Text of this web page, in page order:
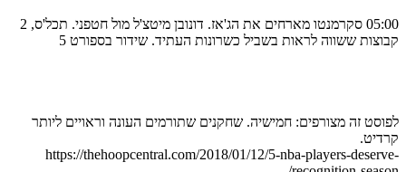
05:00 סקרמנטו מארחים את הג'אז. דונובן מיטצ'ל מול חטפני. תכל'ס, 2
קבוצות ששווה לראות בשביל כשרונות העתיד. שידור בספורט 5
לפוסט זה מצורפים: חמישיה. שחקנים שתורמים העונה וראויים ליותר
קרדיט.
https://thehoopcentral.com/2018/01/12/5-nba-players-deserve-